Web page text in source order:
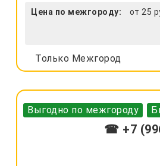
Цена по межгороду: от 25
Только Межгород
Выгодно по межгороду
☎ +7